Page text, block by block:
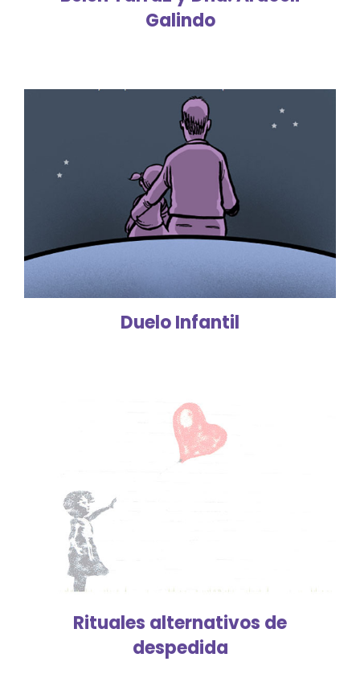
Galindo
Duelo Infantil
Rituales alternativos de
despedida